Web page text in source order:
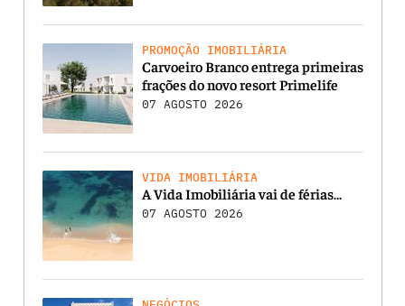
PROMOÇÃO IMOBILIÁRIA
Carvoeiro Branco entrega primeiras
frações do novo resort Primelife
07 AGOSTO 2026
VIDA IMOBILIÁRIA
A Vida Imobiliária vai de férias…
07 AGOSTO 2026